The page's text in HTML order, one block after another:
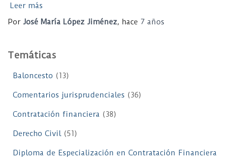
Leer más
Por José María López Jiménez, hace 7 años
Temáticas
Baloncesto (13)
Comentarios jurisprudenciales (36)
Contratación financiera (38)
Derecho Civil(51)
Diploma de Especialización en Contratación Financiera